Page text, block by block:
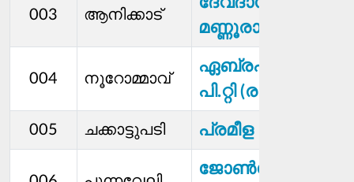
003 ആനിക്കാട്
മണ്ണൂരാൻ
004 നൂറോമ്മാവ്
ഏബ്രഹാം
പി.റ്റി (രാജൻ)
005 ചക്കാട്ടുപടി പ്രമീള
ജോണ്‍സ് റജി